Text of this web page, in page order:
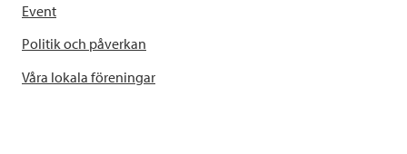
Event
Politik och påverkan
Våra lokala föreningar